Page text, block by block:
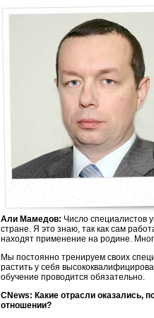
Али Мамедов: Число специалистов
стране. Я это знаю, так как сам
находят применение на родине.
Мы постоянно тренируем своих
растить у себя
обучение проводится обязательно.
CNews: Какие отрасли оказались,
отношении?